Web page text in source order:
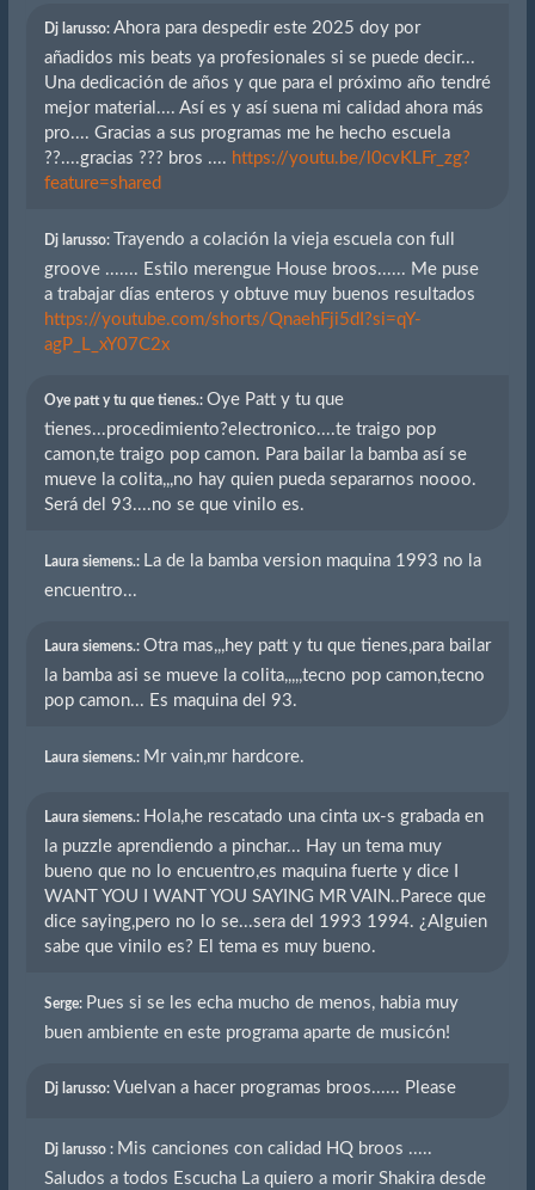
Dj larusso: Ahora para despedir este 2025 doy por
añadidos mis beats ya profesionales si se puede decir...
Una dedicación de años y que para el próximo año tendré
mejor material.... Así es y así suena mi calidad ahora más
pro.... Gracias a sus programas me he hecho escuela
??....gracias ??? bros .... https://youtu.be/l0cvKLFr_zg?
feature=shared
Dj larusso: Trayendo a colación la vieja escuela con full
groove ....... Estilo merengue House broos...... Me puse
a trabajar días enteros y obtuve muy buenos resultados
https://youtube.com/shorts/QnaehFji5dI?si=qY-
agP_L_xY07C2x
Oye patt y tu que tienes.: Oye Patt y tu que
tienes...procedimiento?electronico....te traigo pop
camon,te traigo pop camon. Para bailar la bamba así se
mueve la colita,,,no hay quien pueda separarnos noooo.
Será del 93....no se que vinilo es.
Laura siemens.: La de la bamba version maquina 1993 no la
encuentro...
Laura siemens.: Otra mas,,,hey patt y tu que tienes,para bailar
la bamba asi se mueve la colita,,,,,tecno pop camon,tecno
pop camon... Es maquina del 93.
Laura siemens.: Mr vain,mr hardcore.
Laura siemens.: Hola,he rescatado una cinta ux-s grabada en
la puzzle aprendiendo a pinchar... Hay un tema muy
bueno que no lo encuentro,es maquina fuerte y dice I
WANT YOU I WANT YOU SAYING MR VAIN..Parece que
dice saying,pero no lo se...sera del 1993 1994. ¿Alguien
sabe que vinilo es? El tema es muy bueno.
Serge: Pues si se les echa mucho de menos, habia muy
buen ambiente en este programa aparte de musicón!
Dj larusso: Vuelvan a hacer programas broos...... Please
Dj larusso : Mis canciones con calidad HQ broos .....
Saludos a todos Escucha La quiero a morir Shakira desde